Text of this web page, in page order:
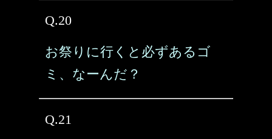
Q.20
お祭りに行くと必ずあるゴ
ミ、なーんだ？
Q.21